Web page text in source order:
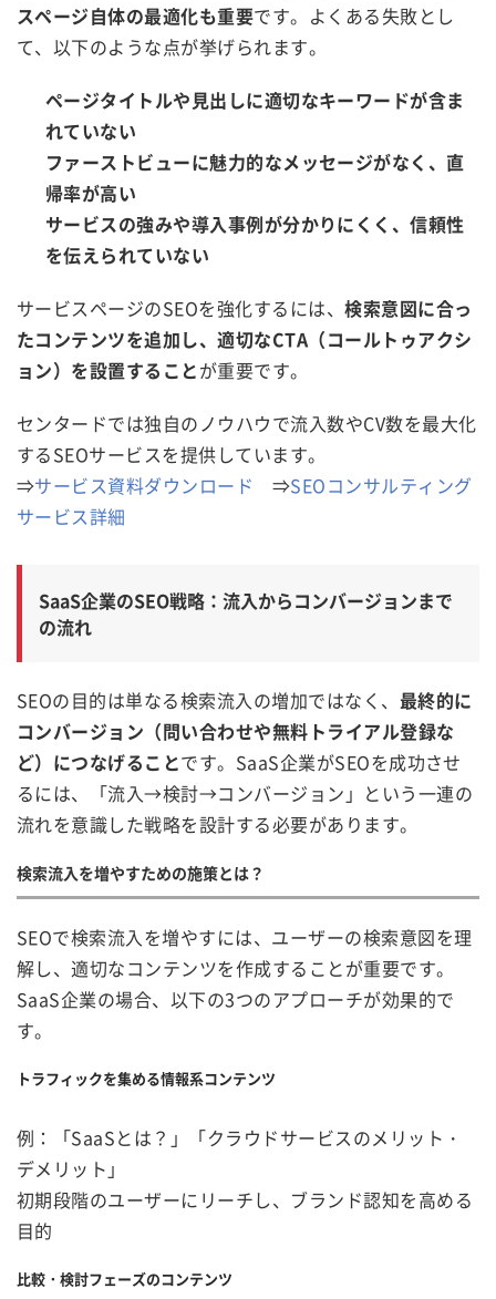
スページ自体の最適化も重要です。よくある失敗とし
て、以下のような点が挙げられます。
ページタイトルや見出しに適切なキーワードが含ま
れていない
ファーストビューに魅力的なメッセージがなく、直
帰率が高い
サービスの強みや導入事例が分かりにくく、信頼性
を伝えられていない
サービスページのSEOを強化するには、検索意図に合っ
たコンテンツを追加し、適切なCTA（コールトゥアクシ
ョン）を設置することが重要です。
センタードでは独自のノウハウで流入数やCV数を最大化
するSEOサービスを提供しています。
⇒サービス資料ダウンロード ⇒SEOコンサルティング
サービス詳細
SaaS企業のSEO戦略：流入からコンバージョンまで
の流れ
SEOの目的は単なる検索流入の増加ではなく、 最終的に
コンバージョン（問い合わせや無料トライアル登録な
ど）につなげることです。SaaS企業がSEOを成功させ
るには、「流入→検討→コンバージョン」という一連の
流れを意識した戦略を設計する必要があります。
検索流入を増やすための施策とは？
SEOで検索流入を増やすには、ユーザーの検索意図を理
解し、適切なコンテンツを作成することが重要です。
SaaS企業の場合、以下の3つのアプローチが効果的で
す。
トラフィックを集める情報系コンテンツ
例：「SaaSとは？」「クラウドサービスのメリット・
デメリット」
初期段階のユーザーにリーチし、ブランド認知を高める
目的
比較・検討フェーズのコンテンツ